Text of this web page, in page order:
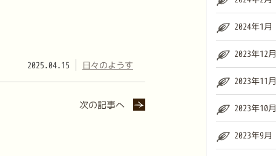
2025.04.15 日々のようす
次の記事へ
2024年1月
2023年12月
2023年11月
2023年10月
2023年9月